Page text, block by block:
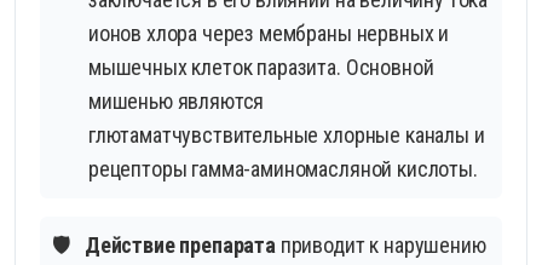
ионов хлора через мембраны нервных и
мышечных клеток паразита. Основной
мишенью являются
глютаматчувствительные хлорные каналы и
рецепторы гамма-аминомасляной кислоты.
🛡️ Действие препаратаприводит к нарушению